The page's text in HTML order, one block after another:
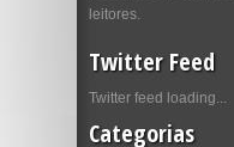
leitores.
Twitter Feed
Twitter feed loading...
Categorias